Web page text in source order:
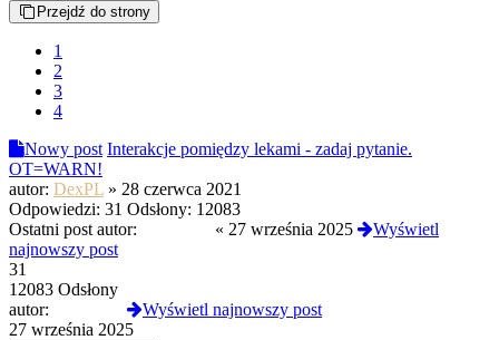
Przejdź do strony
1
2
3
4
Nowy post Interakcje pomiędzy lekami - zadaj pytanie.
OT=WARN!
autor: DexPL » 28 czerwca 2021
Odpowiedzi: 31 Odsłony: 12083
Ostatni post autor:
« 27 września 2025
Wyświetl
najnowszy post
31
12083 Odsłony
autor:
Wyświetl najnowszy post
27 września 2025